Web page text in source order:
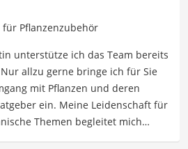
hat. Inzwischen hat Sie zwei
2023 erschien Buch "Keine
mit wenig Aufwand"
Bäume für den Garten". Beide
Deutschen Gartenbuchpreis
Vergleich ist aus unserer
fürDIY-Enthusiasten
für Pflanzenzubehör
unterstütze ich das Team bereits
allzu gerne bringe ich für Sie
mit Pflanzen und deren
ein. Meine Leidenschaft für
Themen begleitet mich